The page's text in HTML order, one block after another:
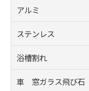
アルミ
ステンレス
浴槽割れ
車 窓ガラス飛び石